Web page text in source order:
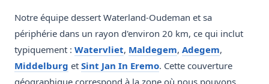
Notre équipe dessert Waterland-Oudeman et sa
périphérie dans un rayon d'environ 20 km, ce qui inclut
typiquement : Watervliet, Maldegem, Adegem,
Middelburg et Sint Jan In Eremo. Cette couverture